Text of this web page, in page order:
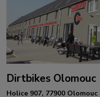
Dirtbikes Olomouc
Holice 907, 77900 Olomouc